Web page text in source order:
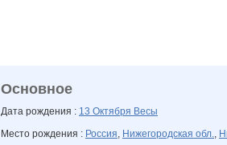
Основное
Дата рождения : 13 Октября Весы
Место рождения : Россия, Нижегородская обл.,